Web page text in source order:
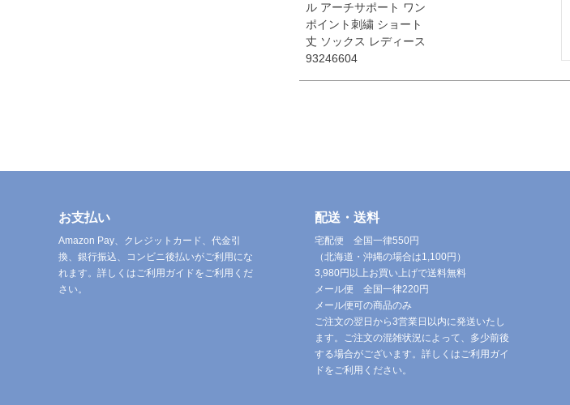
ル アーチサポート ワン
ポイント刺繍 ショート
丈 ソックス レディース
93246604
お支払い
Amazon Pay、クレジットカード、代金引
換、銀行振込、コンビニ後払いがご利用にな
れます。詳しくはご利用ガイドをご利用くだ
さい。
配送・送料
宅配便 全国一律550円
（北海道・沖縄の場合は1,100円）
3,980円以上お買い上げで送料無料
メール便 全国一律220円
メール便可の商品のみ
ご注文の翌日から3営業日以内に発送いたし
ます。ご注文の混雑状況によって、多少前後
する場合がございます。詳しくはご利用ガイ
ドをご利用ください。